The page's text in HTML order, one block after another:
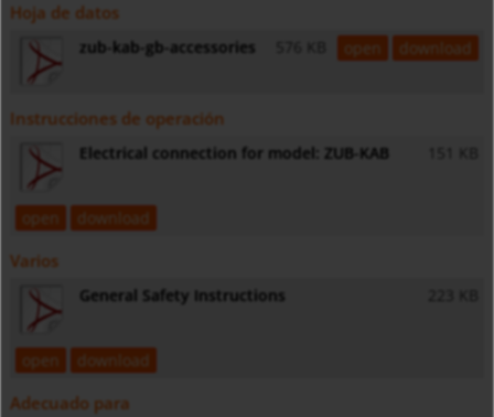
Hoja de datos
zub-kab-gb-accessories 576 KB open download
Instrucciones de operación
Electrical connection for model: ZUB-KAB 151 KB
open download
Varios
General Safety Instructions 223 KB
open download
Adecuado para